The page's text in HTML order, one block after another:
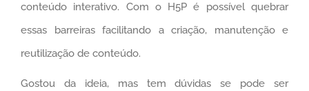
conteúdo interativo. Com o H5P é possível quebrar
essas barreiras facilitando a criação, manutenção e
reutilização de conteúdo.
Gostou da ideia, mas tem dúvidas se pode ser